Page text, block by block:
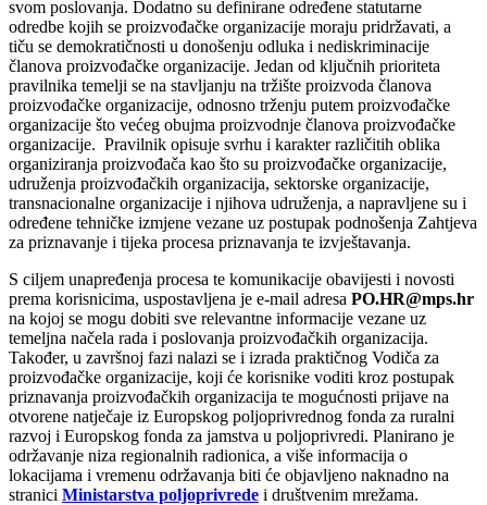
svom poslovanja. Dodatno su definirane određene statutarne
odredbe kojih se proizvođačke organizacije moraju pridržavati, a
tiču se demokratičnosti u donošenju odluka i nediskriminacije
članova proizvođačke organizacije. Jedan od ključnih prioriteta
pravilnika temelji se na stavljanju na tržište proizvoda članova
proizvođačke organizacije, odnosno trženju putem proizvođačke
organizacije što većeg obujma proizvodnje članova proizvođačke
organizacije. Pravilnik opisuje svrhu i karakter različitih oblika
organiziranja proizvođača kao što su proizvođačke organizacije,
udruženja proizvođačkih organizacija, sektorske organizacije,
transnacionalne organizacije i njihova udruženja, a napravljene su i
određene tehničke izmjene vezane uz postupak podnošenja Zahtjeva
za priznavanje i tijeka procesa priznavanja te izvještavanja.
S ciljem unapređenja procesa te komunikacije obavijesti i novosti
prema korisnicima, uspostavljena je e-mail adresa PO.HR@mps.hr
na kojoj se mogu dobiti sve relevantne informacije vezane uz
temeljna načela rada i poslovanja proizvođačkih organizacija.
Također, u završnoj fazi nalazi se i izrada praktičnog Vodiča za
proizvođačke organizacije, koji će korisnike voditi kroz postupak
priznavanja proizvođačkih organizacija te mogućnosti prijave na
otvorene natječaje iz Europskog poljoprivrednog fonda za ruralni
razvoj i Europskog fonda za jamstva u poljoprivredi. Planirano je
održavanje niza regionalnih radionica, a više informacija o
lokacijama i vremenu održavanja biti će objavljeno naknadno na
stranici Ministarstva poljoprivrede i društvenim mrežama.